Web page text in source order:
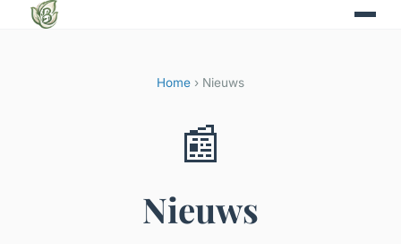
Home › Nieuws
📰
Nieuws